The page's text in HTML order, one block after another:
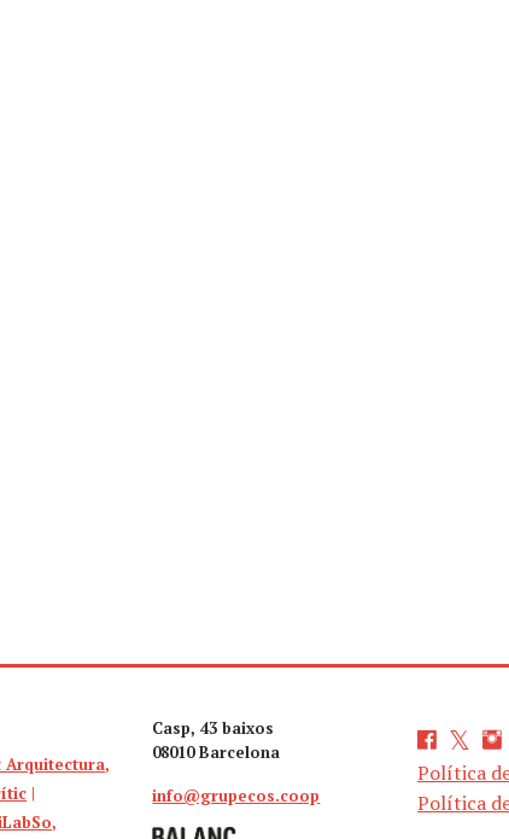
Arquitectura,
|
Casp, 43 baixos
08010 Barcelona
info@grupecos.coop
Política
Política de